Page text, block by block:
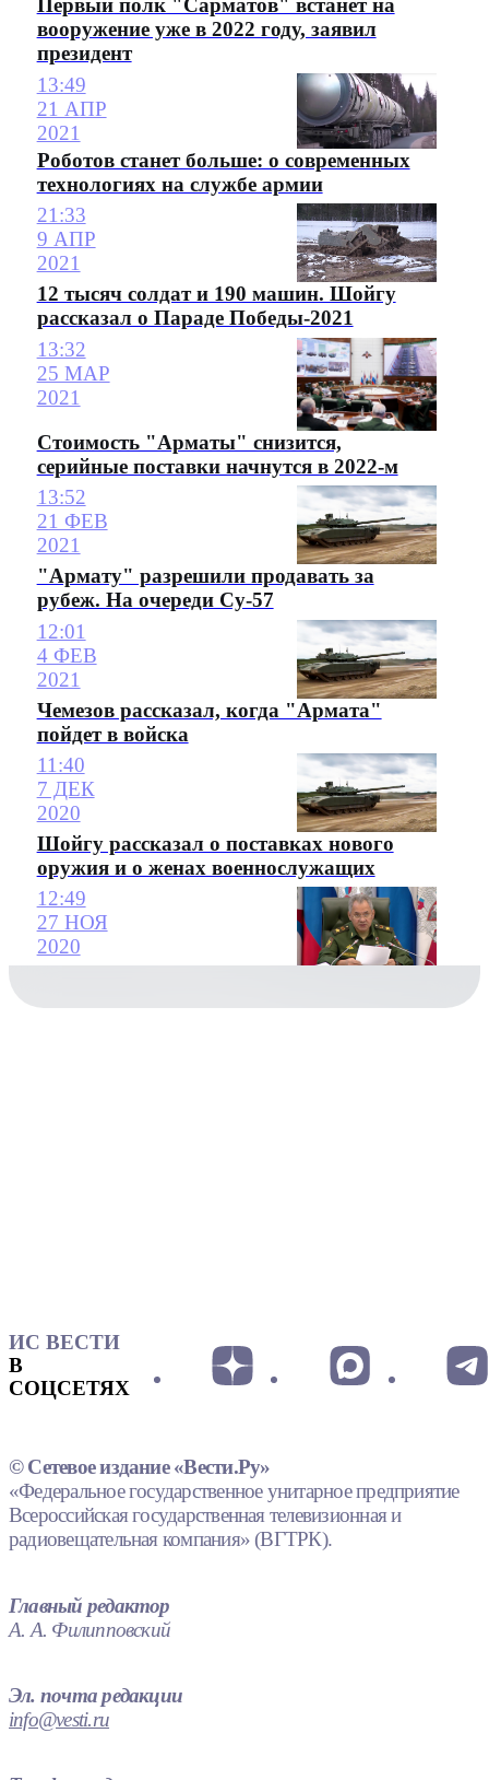
Первый полк "Сарматов" встанет на
вооружение уже в 2022 году, заявил
президент
13:49
21 АПР
2021
Роботов станет больше: о современных
технологиях на службе армии
21:33
9 АПР
2021
12 тысяч солдат и 190 машин. Шойгу
рассказал о Параде Победы-2021
13:32
25 МАР
2021
Стоимость "Арматы" снизится,
серийные поставки начнутся в 2022-м
13:52
21 ФЕВ
2021
"Армату" разрешили продавать за
рубеж. На очереди Су-57
12:01
4 ФЕВ
2021
Чемезов рассказал, когда "Армата"
пойдет в войска
11:40
7 ДЕК
2020
Шойгу рассказал о поставках нового
оружия и о женах военнослужащих
12:49
27 НОЯ
2020
ИС ВЕСТИ
В
СОЦСЕТЯХ
© Сетевое издание «Вести.Ру»
«Федеральное государственное унитарное предприятие
Всероссийская государственная телевизионная и
радиовещательная компания» (ВГТРК).
Главный редактор
А. А. Филипповский
Эл. почта редакции
info@vesti.ru